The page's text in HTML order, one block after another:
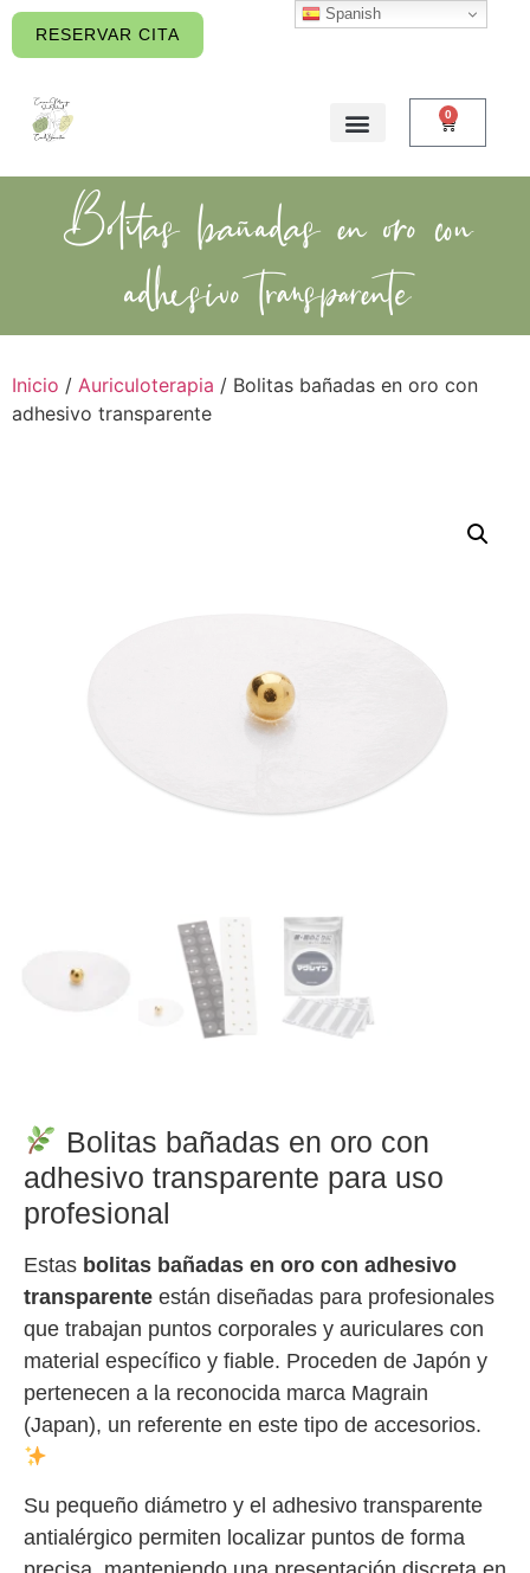
RESERVAR CITA
0
Bolitas bañadas en oro con
adhesivo transparente
Inicio / Auriculoterapia / Bolitas bañadas en oro con
adhesivo transparente
Bolitas bañadas en oro con
adhesivo transparente para uso
profesional
Estas bolitas bañadas en oro con adhesivo
transparente están diseñadas para profesionales
que trabajan puntos corporales y auriculares con
material específico y fiable. Proceden de Japón y
pertenecen a la reconocida marca Magrain
(Japan), un referente en este tipo de accesorios.
Su pequeño diámetro y el adhesivo transparente
antialérgico permiten localizar puntos de forma
Spanish